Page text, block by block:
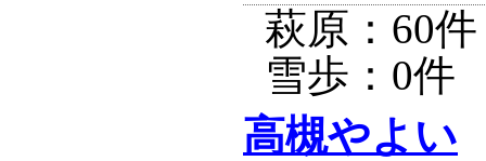
萩原：60件
雪歩：0件
高槻やよい